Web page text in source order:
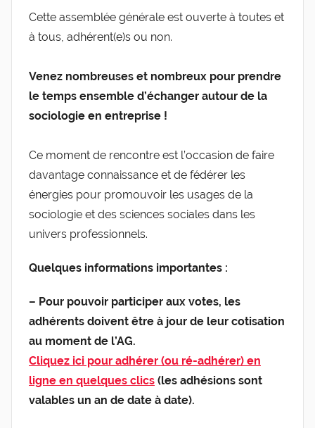
Cette assemblée générale est ouverte à toutes et
à tous, adhérent(e)s ou non.
Venez nombreuses et nombreux pour prendre
le temps ensemble d’échanger autour de la
sociologie en entreprise !
Ce moment de rencontre est l’occasion de faire
davantage connaissance et de fédérer les
énergies pour promouvoir les usages de la
sociologie et des sciences sociales dans les
univers professionnels.
Quelques informations importantes :
– Pour pouvoir participer aux votes, les
adhérents doivent être à jour de leur cotisation
au moment de l’AG.
Cliquez ici pour adhérer (ou ré-adhérer) en
ligne en quelques clics (les adhésions sont
valables un an de date à date).